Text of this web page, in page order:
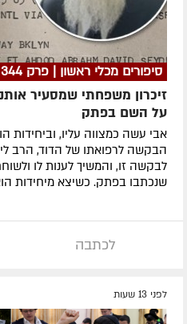
סיפורים מכלי ראשון | פרק 344
זיכרון משפחתי שמסעיר
על השם בפתק
אבי עשה כמצווה עליו, וביחידות
הבקשה לרפואתו של הדוד, הרב
לבקשה זו, והמשיך לענות לו
שנכתבו בפתק. כשיצא מיחידות
לכתבה
לפני 13 שעות